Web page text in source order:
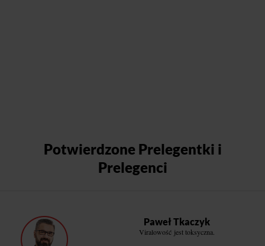
Potwierdzone Prelegentki i
Prelegenci
Paweł Tkaczyk
Viralowość jest toksyczna.